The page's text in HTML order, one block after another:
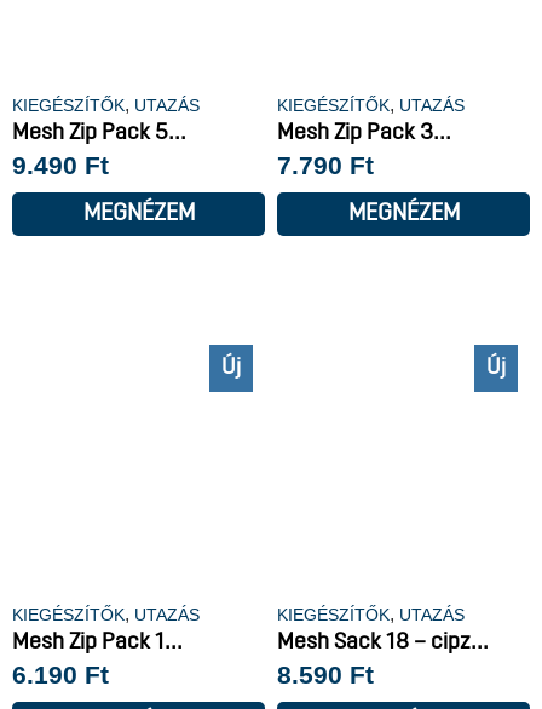
KIEGÉSZÍTŐK, UTAZÁS
Mesh Zip Pack 5...
9.490 Ft
MEGNÉZEM
KIEGÉSZÍTŐK, UTAZÁS
Mesh Zip Pack 3...
7.790 Ft
MEGNÉZEM
Új
KIEGÉSZÍTŐK, UTAZÁS
Mesh Zip Pack 1...
6.190 Ft
Új
KIEGÉSZÍTŐK, UTAZÁS
Mesh Sack 18 – cipz...
8.590 Ft